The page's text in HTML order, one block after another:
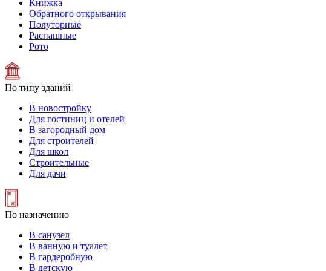
Книжка
Обратного открывания
Полуторные
Распашные
Рото
По типу зданий
В новостройку
Для гостиниц и отелей
В загородный дом
Для строителей
Для школ
Строительные
Для дачи
По назначению
В санузел
В ванную и туалет
В гардеробную
В детскую